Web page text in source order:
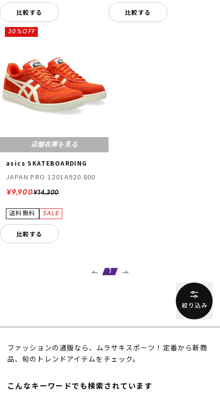
比較する 比較する
店舗在庫を見る
asics SKATEBOARDING
JAPAN PRO 1201A920.800
¥14,300
30%OFF
¥9,900
比較する
1
ファッションの通販なら、ムラサキスポーツ！定番から新商
品、旬のトレンドアイテムをチェック。
こんなキーワードでも検索されています